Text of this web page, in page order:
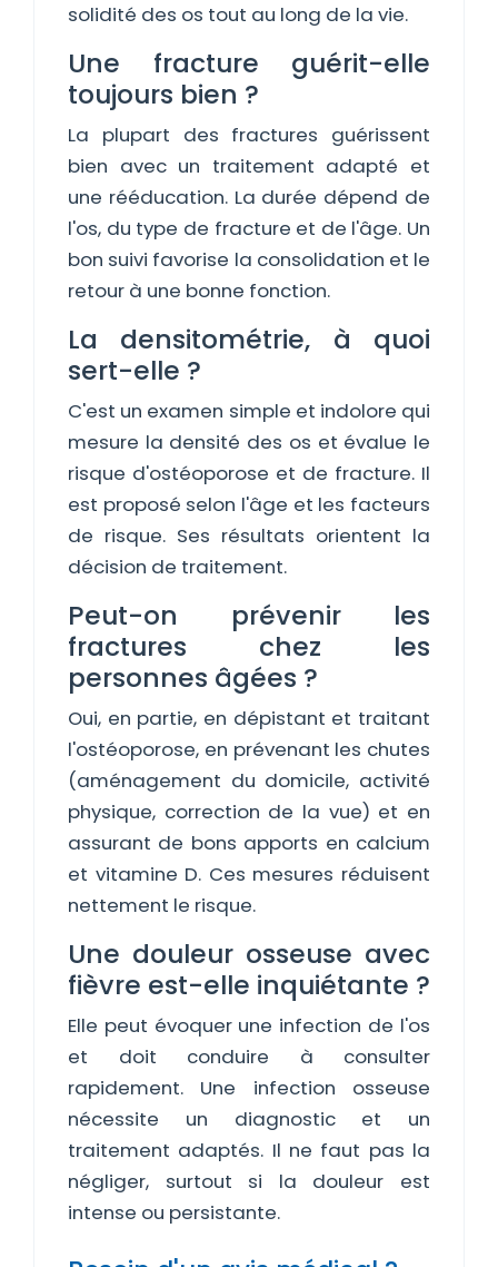
solidité des os tout au long de la vie.
Une fracture guérit-elle
toujours bien ?
La plupart des fractures guérissent
bien avec un traitement adapté et
une rééducation. La durée dépend de
l'os, du type de fracture et de l'âge. Un
bon suivi favorise la consolidation et le
retour à une bonne fonction.
La densitométrie, à quoi
sert-elle ?
C'est un examen simple et indolore qui
mesure la densité des os et évalue le
risque d'ostéoporose et de fracture. Il
est proposé selon l'âge et les facteurs
de risque. Ses résultats orientent la
décision de traitement.
Peut-on prévenir les
fractures chez les
personnes âgées ?
Oui, en partie, en dépistant et traitant
l'ostéoporose, en prévenant les chutes
(aménagement du domicile, activité
physique, correction de la vue) et en
assurant de bons apports en calcium
et vitamine D. Ces mesures réduisent
nettement le risque.
Une douleur osseuse avec
fièvre est-elle inquiétante ?
Elle peut évoquer une infection de l'os
et doit conduire à consulter
rapidement. Une infection osseuse
nécessite un diagnostic et un
traitement adaptés. Il ne faut pas la
négliger, surtout si la douleur est
intense ou persistante.